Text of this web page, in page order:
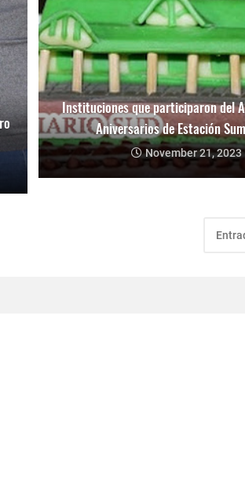
Instituciones que participaron del
Aniversarios de Estación
November 21, 2023